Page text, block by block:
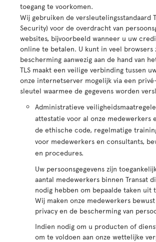
toegang te voorkomen.
Wij gebruiken de versleutelingsstandaard
Security) voor de overdracht van
websites, bijvoorbeeld wanneer u uw
online te betalen. U kunt in veel browsers
bescherming aanwezig aan de hand van
TLS maakt een veilige verbinding tussen
onze internetserver mogelijk via een
sleutel waarmee de gegevens worden
Administratieve
attestatie voor al onze medewerkers
de ethische code, regelmatige
voor medewerkers en consultants,
en procedures.
Uw persoonsgegevens zijn
aantal medewerkers binnen Transat
nodig hebben om bepaalde taken uit
Wij maken onze medewerkers
privacy en de bescherming van
Indien nodig om u producten of
om te voldoen aan onze wettelijke